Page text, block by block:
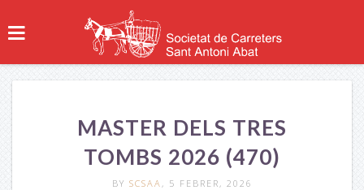
MASTER DELS TRES
TOMBS 2026 (470)
BY SCSAA , 5 FEBRER, 2026